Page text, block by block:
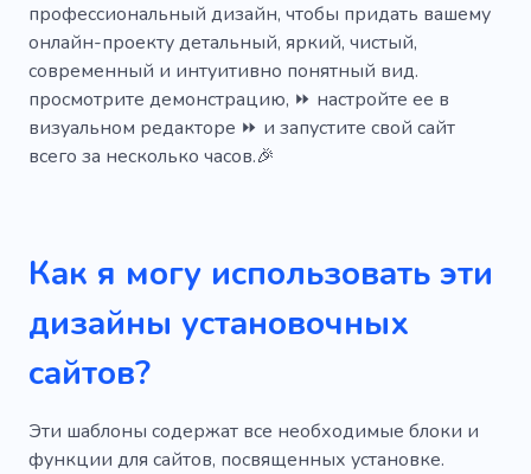
Мобильный
SEO
Творческий
Простой
Информативный
Столярные работы
Оборудование
Специалист
Электронная коммерция
профессиональный дизайн, чтобы придать вашему
онлайн-проекту детальный, яркий, чистый,
современный и интуитивно понятный вид.
просмотрите демонстрацию, ⏩ настройте ее в
визуальном редакторе ⏩ и запустите свой сайт
всего за несколько часов.🎉
Как я могу использовать эти
дизайны установочных
сайтов?
Эти шаблоны содержат все необходимые блоки и
функции для сайтов, посвященных установке.